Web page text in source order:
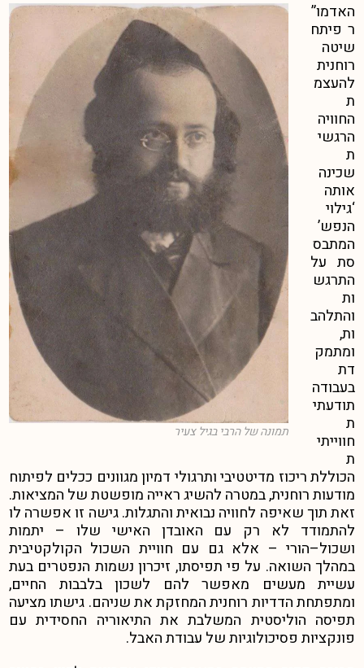
תמונה של הרבי בגיל צעיר
האדמו”
ר פיתח
שיטה
רוחנית
להעצמ
ת
החוויה
הרגשי
ת
שכינה
אותה
‘גילוי
הנפש’
המתבס
סת על
התרגש
ות
והתלהב
ות,
ומתמק
דת
בעבודה
תודעתי
ת
חווייתי
ת
הכוללת ריכוז מדיטטיבי ותרגולי דמיון מגוונים ככלים לפיתוח
מודעות רוחנית, במטרה להשיג ראייה מופשטת של המציאות.
זאת תוך שאיפה לחוויה נבואית והתגלות.גישה זו אפשרה לו
להתמודד לא רק עם האובדן האישי שלו – יתמות
ושכול–הורי – אלא גם עם חוויית השכול הקולקטיבית
במהלך השואה. על פי תפיסתו, זיכרון נשמות הנפטרים בעת
עשיית מעשים מאפשר להם לשכון בלבבות החיים,
ומתפתחת הדדיות רוחנית המחזקת את שניהם. גישתו מציעה
תפיסה הוליסטית המשלבת את התיאוריה החסידית עם
פונקציות פסיכולוגיות של עבודת האבל.